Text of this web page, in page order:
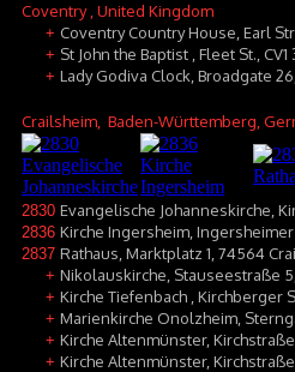
Coventry, United Kingdom
+ Coventry Country House, Earl
+ St John the Baptist , Fleet St., CV1
+ Lady Godiva Clock, Broadgate
Crailsheim , Baden-Württemberg,
2830 Evangelische Johanneskirche,
2836 Kirche Ingersheim,
2837 Rathaus, Marktplatz 1, 74564
+ Nikolauskirche, Stauseestraße
+ Kirche Tiefenbach , Kirchberger
+ Marienkirche Onolzheim,
+ Kirche Altenmünster,
+ Kirche Altenmünster,